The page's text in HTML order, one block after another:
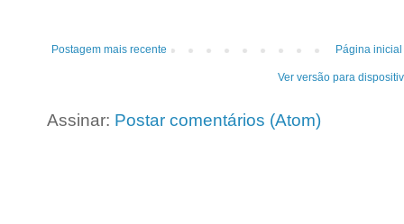
Postagem mais recente Página inicial
Ver versão para
Assinar: Postar comentários (Atom)